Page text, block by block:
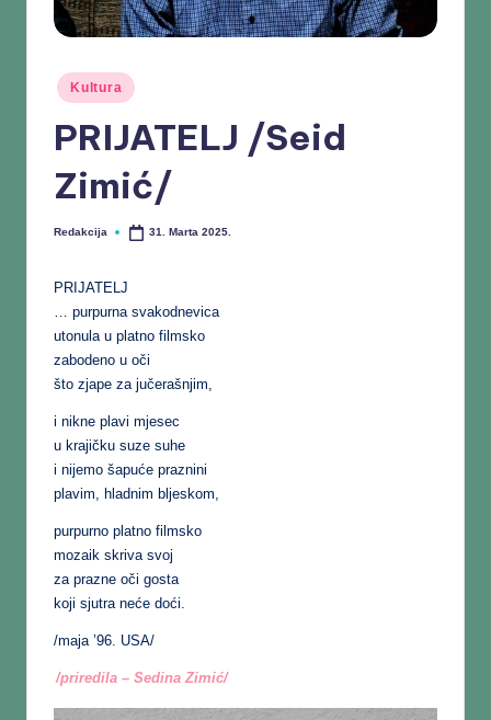
Kultura
PRIJATELJ /Seid
Zimić/
Redakcija 31. Marta 2025.
PRIJATELJ
… purpurna svakodnevica
utonula u platno filmsko
zabodeno u oči
što zjape za jučerašnjim,
i nikne plavi mjesec
u krajičku suze suhe
i nijemo šapuće praznini
plavim, hladnim bljeskom,
purpurno platno filmsko
mozaik skriva svoj
za prazne oči gosta
koji sjutra neće doći.
/maja ’96. USA/
/priredila – Sedina Zimić/